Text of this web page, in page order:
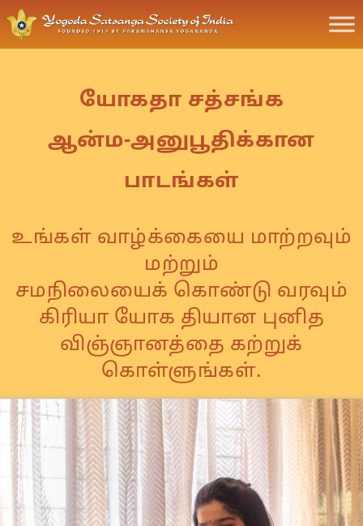
யோகதா சத்சங்க
ஆன்ம-அனுபூதிக்கான
பாடங்கள்
உங்கள் வாழ்க்கையை மாற்றவும்
மற்றும்
சமநிலையைக் கொண்டு வரவும்
கிரியா யோக தியான புனித
விஞ்ஞானத்தை கற்றுக்
கொள்ளுங்கள்.